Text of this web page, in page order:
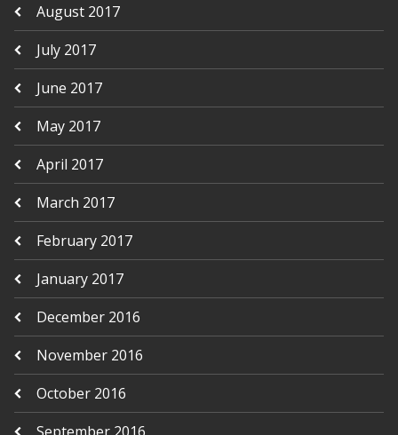
August 2017
July 2017
June 2017
May 2017
April 2017
March 2017
February 2017
January 2017
December 2016
November 2016
October 2016